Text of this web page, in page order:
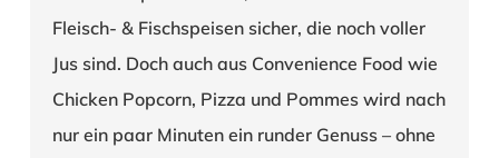
Fleisch- & Fischspeisen sicher, die noch voller
Jus sind. Doch auch aus Convenience Food wie
Chicken Popcorn, Pizza und Pommes wird nach
nur ein paar Minuten ein runder Genuss – ohne